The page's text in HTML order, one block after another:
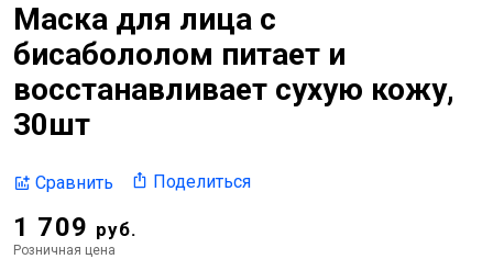
Маска для лица с
бисабололом питает и
восстанавливает сухую кожу,
30шт
Сравнить Поделиться
1 709 руб.
Розничная цена